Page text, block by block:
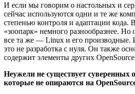
И если мы говорим о настольных и
сейчас используются одни и те же
степенью контроля и адаптации
«зоопарк» немного разнообразнее. Но
все та же — Linux и его
это не разработка с нуля. Он также
содержит элементы других
Неужели не существует суверенных
которые не опираются на